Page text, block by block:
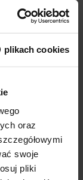
plikach cookies
oraz
swoje
pliki